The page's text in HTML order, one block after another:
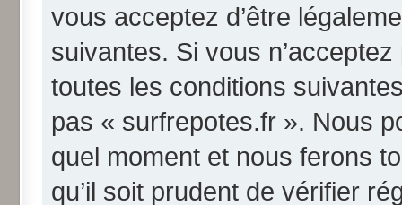
vous acceptez d’être
suivantes. Si vous
toutes les conditions
pas « surfrepotes.fr ». Nous
quel moment et nous ferons
qu’il soit prudent de vérifier